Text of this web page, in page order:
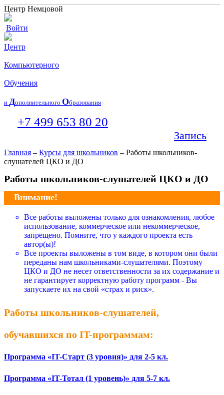
Центр Немцовой
Войти
Центр
Компьютерного
Обучения
и Дополнительного Образования
+7 499 653 80 20
Запись
Главная – Курсы для школьников – Работы школьников-
слушателей ЦКО и ДО
Работы школьников-слушателей ЦКО и ДО
Внимание!
Все работы выложены только для ознакомления, любое
использование, коммерческое или некоммерческое,
запрещено. Помните, что у каждого проекта есть
автор(ы)!
Все проекты выложены в том виде, в котором они были
переданы нам школьниками-слушателями. Поэтому
ЦКО и ДО не несет ответственности за их содержание и
не гарантирует корректную работу программ - Вы
запускаете их на свой «страх и риск».
Работы школьников-слушателей,
обучавшихся по IT-программам:
Программа «IT-Старт (3 уровня)» для 2-5 кл.
Программа «IT-Тотал (1 уровень)» для 5-7 кл.